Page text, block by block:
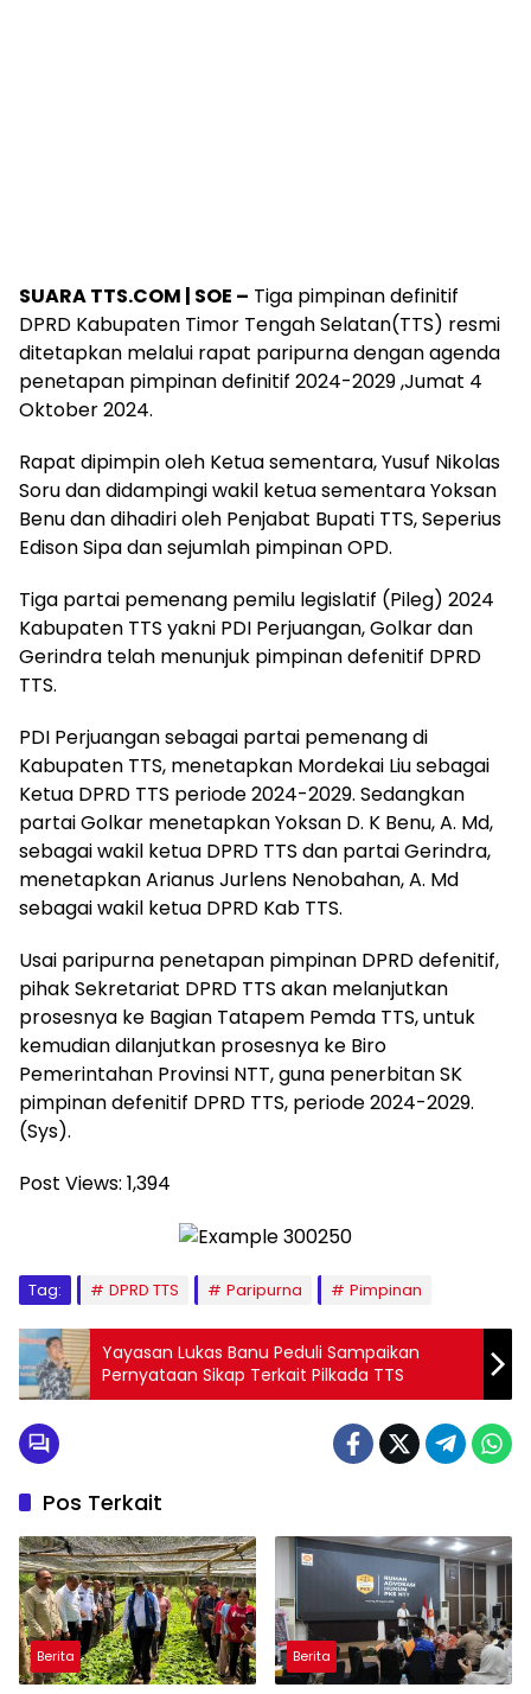
SUARA TTS.COM | SOE – Tiga pimpinan definitif
DPRD Kabupaten Timor Tengah Selatan(TTS) resmi
ditetapkan melalui rapat paripurna dengan agenda
penetapan pimpinan definitif 2024-2029 ,Jumat 4
Oktober 2024.
Rapat dipimpin oleh Ketua sementara, Yusuf Nikolas
Soru dan didampingi wakil ketua sementara Yoksan
Benu dan dihadiri oleh Penjabat Bupati TTS, Seperius
Edison Sipa dan sejumlah pimpinan OPD.
Tiga partai pemenang pemilu legislatif (Pileg) 2024
Kabupaten TTS yakni PDI Perjuangan, Golkar dan
Gerindra telah menunjuk pimpinan defenitif DPRD
TTS.
PDI Perjuangan sebagai partai pemenang di
Kabupaten TTS, menetapkan Mordekai Liu sebagai
Ketua DPRD TTS periode 2024-2029. Sedangkan
partai Golkar menetapkan Yoksan D. K Benu, A. Md,
sebagai wakil ketua DPRD TTS dan partai Gerindra,
menetapkan Arianus Jurlens Nenobahan, A. Md
sebagai wakil ketua DPRD Kab TTS.
Usai paripurna penetapan pimpinan DPRD defenitif,
pihak Sekretariat DPRD TTS akan melanjutkan
prosesnya ke Bagian Tatapem Pemda TTS, untuk
kemudian dilanjutkan prosesnya ke Biro
Pemerintahan Provinsi NTT, guna penerbitan SK
pimpinan defenitif DPRD TTS, periode 2024-2029.
(Sys).
Post Views: 1,394
Tag: DPRD TTS Paripurna Pimpinan
Yayasan Lukas Banu Peduli Sampaikan
Pernyataan Sikap Terkait Pilkada TTS
Pos Terkait
Berita Berita